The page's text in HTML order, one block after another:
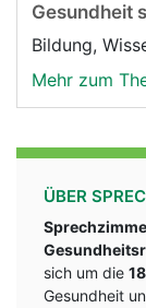
Gesundheit
Bildung,
Mehr zum
ÜBER
sich um die
Gesundheit